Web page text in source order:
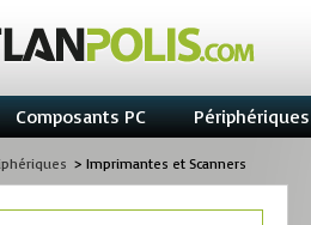
Composants PC Périphériques
> Imprimantes et Scanners